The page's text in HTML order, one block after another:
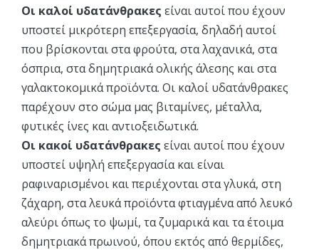
Οι καλοί υδατάνθρακες είναι αυτοί που έχουν
υποστεί μικρότερη επεξεργασία, δηλαδή αυτοί
που βρίσκονται στα φρούτα, στα λαχανικά, στα
όσπρια, στα δημητριακά ολικής άλεσης και στα
γαλακτοκομικά προϊόντα. Οι καλοί υδατάνθρακες
παρέχουν στο σώμα μας βιταμίνες, μέταλλα,
φυτικές ίνες και αντιοξειδωτικά.
Οι κακοί υδατάνθρακες είναι αυτοί που έχουν
υποστεί υψηλή επεξεργασία και είναι
ραφιναρισμένοι και περιέχονται στα γλυκά, στη
ζάχαρη, στα λευκά προϊόντα φτιαγμένα από λευκό
αλεύρι όπως το ψωμί, τα ζυμαρικά και τα έτοιμα
δημητριακά πρωινού, όπου εκτός από θερμίδες,